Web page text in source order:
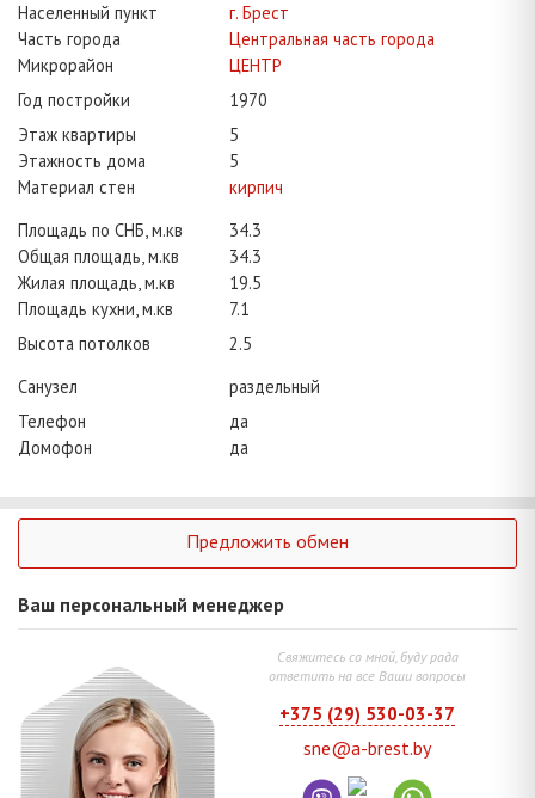
Населенный пункт
г. Брест
Часть города
Центральная часть города
Микрорайон
ЦЕНТР
Год постройки
1970
Этаж квартиры
5
Этажность дома
5
Материал стен
кирпич
Площадь по СНБ, м.кв
34.3
Общая площадь, м.кв
34.3
Жилая площадь, м.кв
19.5
Площадь кухни, м.кв
7.1
Высота потолков
2.5
Санузел
раздельный
Телефон
да
Домофон
да
Предложить обмен
Ваш персональный менеджер
Свяжитесь со мной, буду рада
ответить на все Ваши вопросы
+375 (29) 530-03-37
sne@a-brest.by